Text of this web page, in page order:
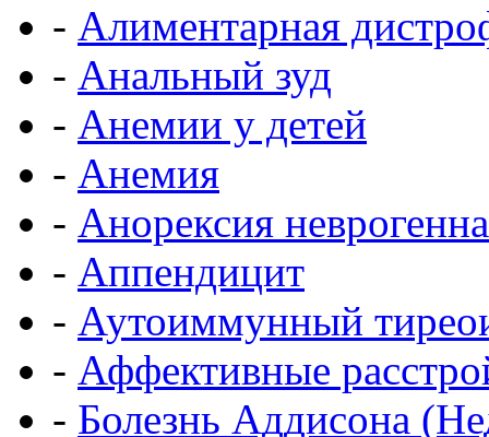
- Алиментарная
- Анальный зуд
- Анемии у детей
- Анемия
- Анорексия
- Аппендицит
- Аутоиммунный
- Аффективные
- Болезнь Аддисона